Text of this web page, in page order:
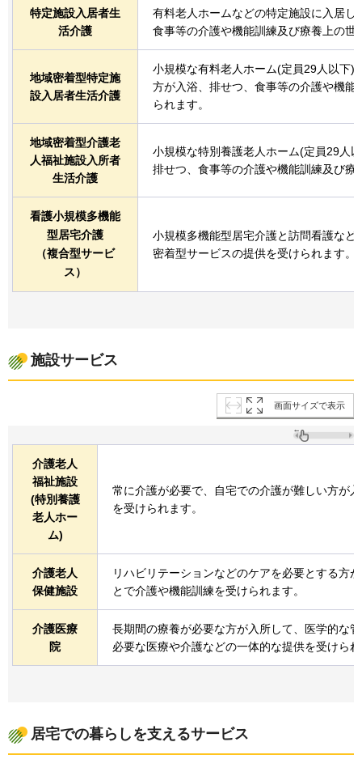
特定施設入居者生
活介護
有料老人ホームなどの特定施設に入居し
食事等の介護や機能訓練及び療養上の世
地域密着型特定施
設入居者生活介護
小規模な有料老人ホーム(定員29人以下)
方が入浴、排せつ、食事等の介護や機能
られます。
地域密着型介護老
人福祉施設入所者
生活介護
小規模な特別養護老人ホーム(定員29人
排せつ、食事等の介護や機能訓練及び療
看護小規模多機能
型居宅介護
（複合型サービ
ス）
小規模多機能型居宅介護と訪問看護など
密着型サービスの提供を受けられます。
施設サービス
画面サイズで表示
介護老人
福祉施設
(特別養護
老人ホー
ム)
常に介護が必要で、自宅での介護が難しい方が
を受けられます。
介護老人
保健施設
リハビリテーションなどのケアを必要とする方
とで介護や機能訓練を受けられます。
介護医療
院
長期間の療養が必要な方が入所して、医学的な
必要な医療や介護などの一体的な提供を受けら
居宅での暮らしを支えるサービス